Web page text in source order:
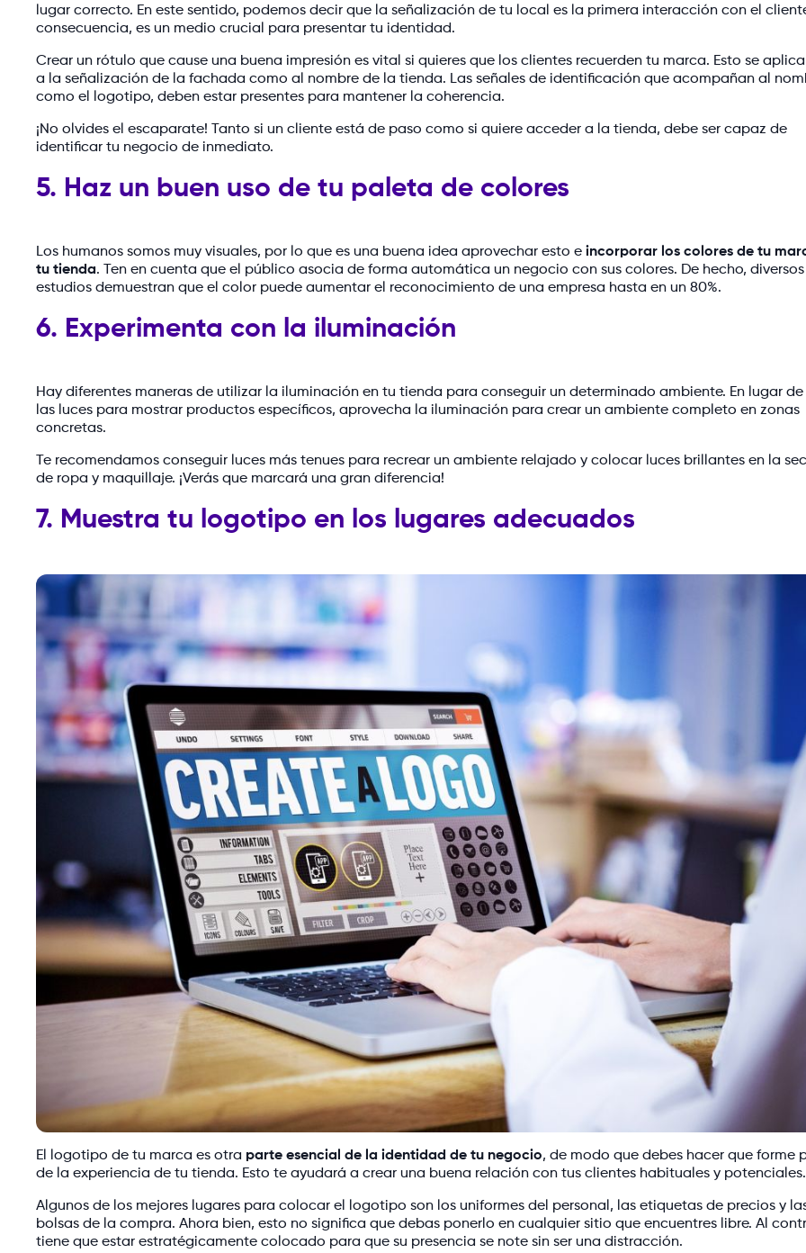
lugar correcto. En este sentido, podemos decir que la señalización de tu local es la primera interacción con el
consecuencia, es un medio crucial para presentar tu identidad.
Crear un rótulo que cause una buena impresión es vital si quieres que los clientes recuerden tu marca. Esto se
a la señalización de la fachada como al nombre de la tienda. Las señales de identificación que acompañan al
como el logotipo, deben estar presentes para mantener la coherencia.
¡No olvides el escaparate! Tanto si un cliente está de paso como si quiere acceder a la tienda, debe ser capaz de
identificar tu negocio de inmediato.
5. Haz un buen uso de tu paleta de colores
Los humanos somos muy visuales, por lo que es una buena idea aprovechar esto e incorporar los colores de tu
tu tienda. Ten en cuenta que el público asocia de forma automática un negocio con sus colores. De hecho, diversos
estudios demuestran que el color puede aumentar el reconocimiento de una empresa hasta en un 80%.
6. Experimenta con la iluminación
Hay diferentes maneras de utilizar la iluminación en tu tienda para conseguir un determinado ambiente. En lugar de
las luces para mostrar productos específicos, aprovecha la iluminación para crear un ambiente completo en zonas
concretas.
Te recomendamos conseguir luces más tenues para recrear un ambiente relajado y colocar luces brillantes en la
de ropa y maquillaje. ¡Verás que marcará una gran diferencia!
7. Muestra tu logotipo en los lugares adecuados
El logotipo de tu marca es otra parte esencial de la identidad de tu negocio, de modo que debes hacer que forme
de la experiencia de tu tienda. Esto te ayudará a crear una buena relación con tus clientes habituales y potenciales.
Algunos de los mejores lugares para colocar el logotipo son los uniformes del personal, las etiquetas de precios y
bolsas de la compra. Ahora bien, esto no significa que debas ponerlo en cualquier sitio que encuentres libre. Al
tiene que estar estratégicamente colocado para que su presencia se note sin ser una distracción.